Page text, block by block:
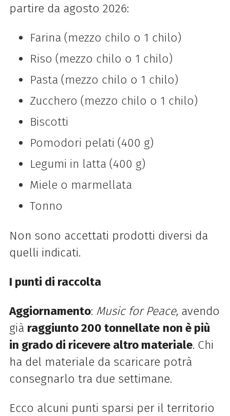
partire da agosto 2026:
Farina (mezzo chilo o 1 chilo)
Riso (mezzo chilo o 1 chilo)
Pasta (mezzo chilo o 1 chilo)
Zucchero (mezzo chilo o 1 chilo)
Biscotti
Pomodori pelati (400 g)
Legumi in latta (400 g)
Miele o marmellata
Tonno
Non sono accettati prodotti diversi da
quelli indicati.
I punti di raccolta
Aggiornamento: Music for Peace, avendo
già raggiunto 200 tonnellate non è più
in grado di ricevere altro materiale. Chi
ha del materiale da scaricare potrà
consegnarlo tra due settimane.
Ecco alcuni punti sparsi per il territorio